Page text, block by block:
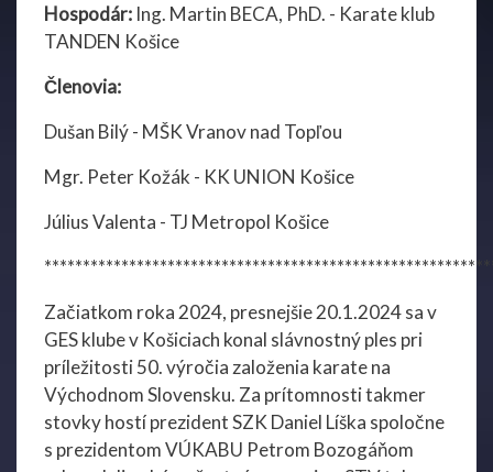
Hospodár: Ing. Martin BECA, PhD. - Karate klub
TANDEN Košice
Členovia:
Dušan Bilý - MŠK Vranov nad Topľou
Mgr. Peter Kožák - KK UNION Košice
Július Valenta - TJ Metropol Košice
Začiatkom roka 2024, presnejšie 20.1.2024 sa v
GES klube v Košiciach konal slávnostný ples pri
príležitosti 50. výročia založenia karate na
Východnom Slovensku. Za prítomnosti takmer
stovky hostí prezident SZK Daniel Líška spoločne
s prezidentom VÚKABU Petrom Bozogáňom